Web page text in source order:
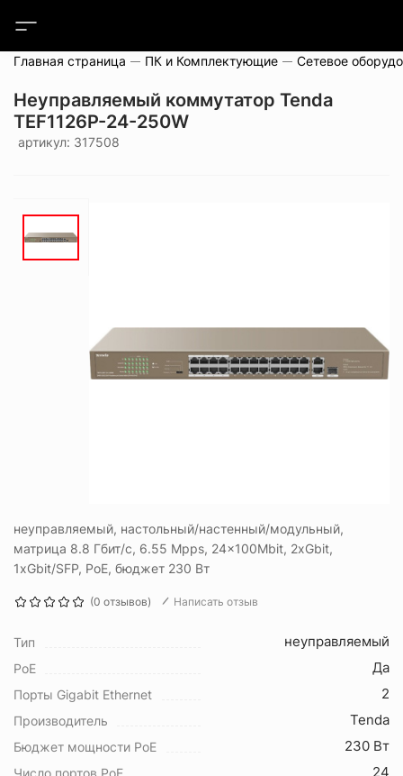
Главная страница ПК и Комплектующие Сетевое
Неуправляемый коммутатор Tenda
TEF1126P-24-250W
артикул: 317508
неуправляемый, настольный/настенный/модульный,
матрица 8.8 Гбит/с, 6.55 Mpps, 24x100Mbit, 2xGbit,
1xGbit/SFP, PoE, бюджет 230 Вт
(0 отзывов) Написать отзыв
Тип неуправляемый
PoE Да
Порты Gigabit Ethernet 2
Производитель Tenda
Бюджет мощности PoE 230 Вт
Число портов PoE 24